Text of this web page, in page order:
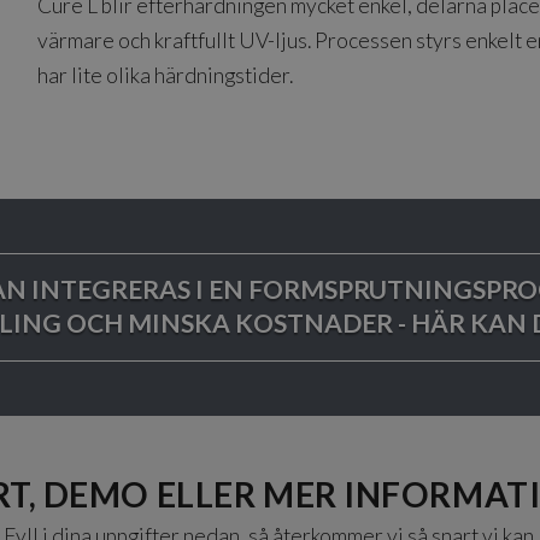
värmare och kraftfullt UV-ljus. Processen styrs enkelt
har lite olika härdningstider.
INTEGRERAS I EN
OCH MINSKA KOSTNADER - HÄR KAN
DEMO ELLER MER